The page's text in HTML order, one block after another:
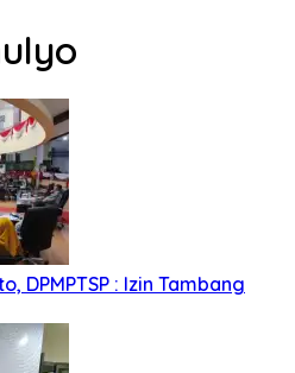
DPMPTSP : Izin Tambang